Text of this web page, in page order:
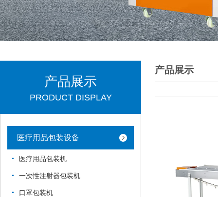
产品展示
PRODUCT DISPLAY
医疗用品包装设备
医疗用品包装机
一次性注射器包装机
口罩包装机
产品展示